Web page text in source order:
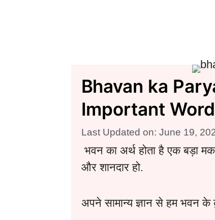
Bhavan ka
Important
Last Updated on: June 19,
भवन का अर्थ होता है एक बड़ा
और शानदार हो.
अपने सामान्य ज्ञान से हम भवन